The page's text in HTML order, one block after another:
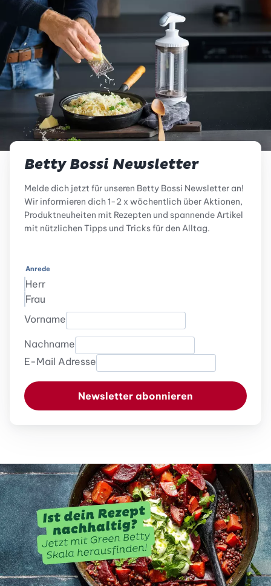
Betty Bossi Newsletter
Melde dich jetzt für unseren Betty Bossi Newsletter an!
Wir informieren dich 1-2 x wöchentlich über Aktionen,
Produktneuheiten mit Rezepten und spannende Artikel
mit nützlichen Tipps und Tricks für den Alltag.
Anrede
Herr
Frau
Vorname
Nachname
E-Mail Adresse
Newsletter abonnieren